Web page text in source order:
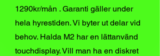
1290kr/mån . Garanti gäller under
hela hyrestiden. Vi byter ut delar vid
behov. Halda M2 har en lättanvänd
touchdisplay. Vill man ha en diskret